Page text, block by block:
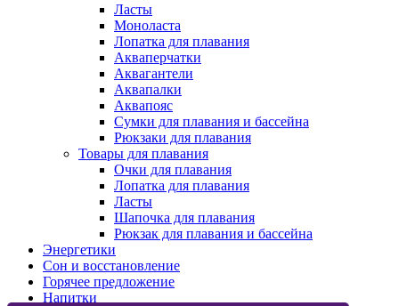
Ласты
Моноласта
Лопатка для плавания
Акваперчатки
Аквагантели
Аквапалки
Аквапояс
Сумки для плавания и бассейна
Рюкзаки для плавания
Товары для плавания
Очки для плавания
Лопатка для плавания
Ласты
Шапочка для плавания
Рюкзак для плавания и бассейна
Энергетики
Сон и восстановление
Горячее предложение
Напитки